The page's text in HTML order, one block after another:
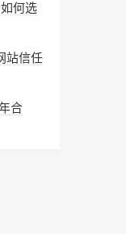
何选
站信任
合